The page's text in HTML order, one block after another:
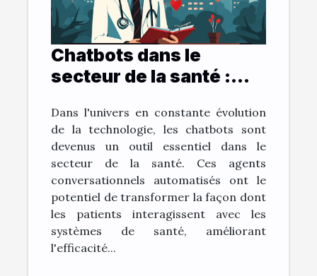
Chatbots dans le
secteur de la santé :
Dans l'univers en constante évolution
de la technologie, les chatbots sont
devenus un outil essentiel dans le
secteur de la santé. Ces agents
conversationnels automatisés ont le
potentiel de transformer la façon dont
les patients interagissent avec les
systèmes de santé, améliorant
l'efficacité...